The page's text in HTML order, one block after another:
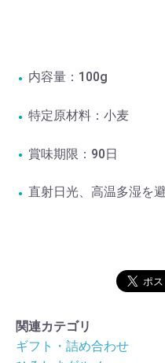
内容量：100g
特定原材料：小麦
賞味期限：90日
直射日光、高温多湿を
関連カテゴリ
ギフト・詰め合わせ